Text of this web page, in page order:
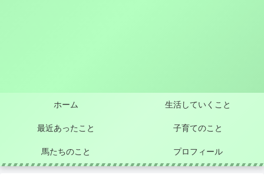
ホーム 生活していくこと
最近あったこと 子育てのこと
馬たちのこと プロフィール